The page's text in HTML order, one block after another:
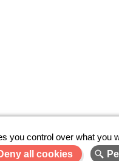
you control over what you
all cookies